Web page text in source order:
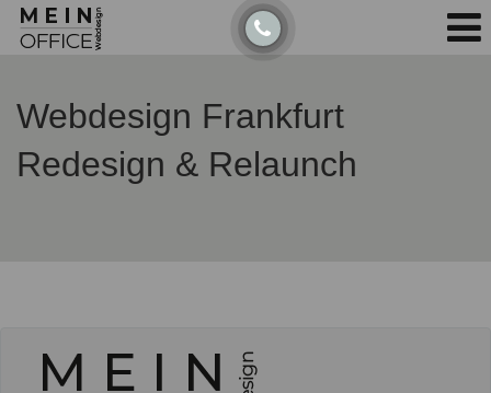
Detected no support for Speech Synthesis
Webdesign Frankfurt
Redesign & Relaunch